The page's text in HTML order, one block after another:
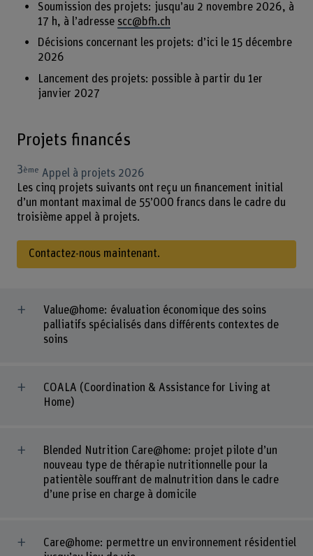
Soumission des projets: jusqu’au 2 novembre 2026, à
17 h, à l’adresse scc@bfh.ch
Décisions concernant les projets: d’ici le 15 décembre
2026
Lancement des projets: possible à partir du 1er
janvier 2027
Projets financés
3ème Appel à projets 2026
Les cinq projets suivants ont reçu un financement initial
d’un montant maximal de 55’000 francs dans le cadre du
troisième appel à projets.
Contactez-nous maintenant.
Value@home: évaluation économique des soins
palliatifs spécialisés dans différents contextes de
soins
COALA (Coordination & Assistance for Living at
Home)
Blended Nutrition Care@home: projet pilote d’un
nouveau type de thérapie nutritionnelle pour la
patientèle souffrant de malnutrition dans le cadre
d’une prise en charge à domicile
Care@home: permettre un environnement résidentiel